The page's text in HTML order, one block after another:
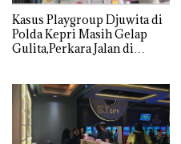
Kasus Playgroup Djuwita di
Polda Kepri Masih Gelap
Gulita,Perkara Jalan di